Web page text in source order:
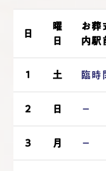
日
曜
日
お葬
内駅
1 土 臨時
2 日 －
3 月 －